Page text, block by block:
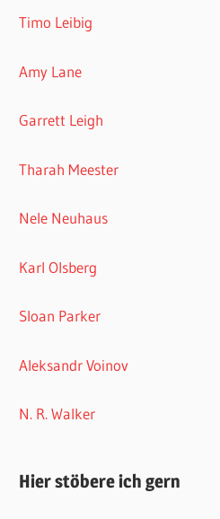
Timo Leibig
Amy Lane
Garrett Leigh
Tharah Meester
Nele Neuhaus
Karl Olsberg
Sloan Parker
Aleksandr Voinov
N. R. Walker
Hier stöbere ich gern